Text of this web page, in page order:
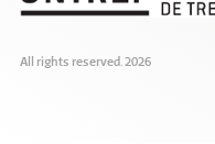
All rights reserved. 2026